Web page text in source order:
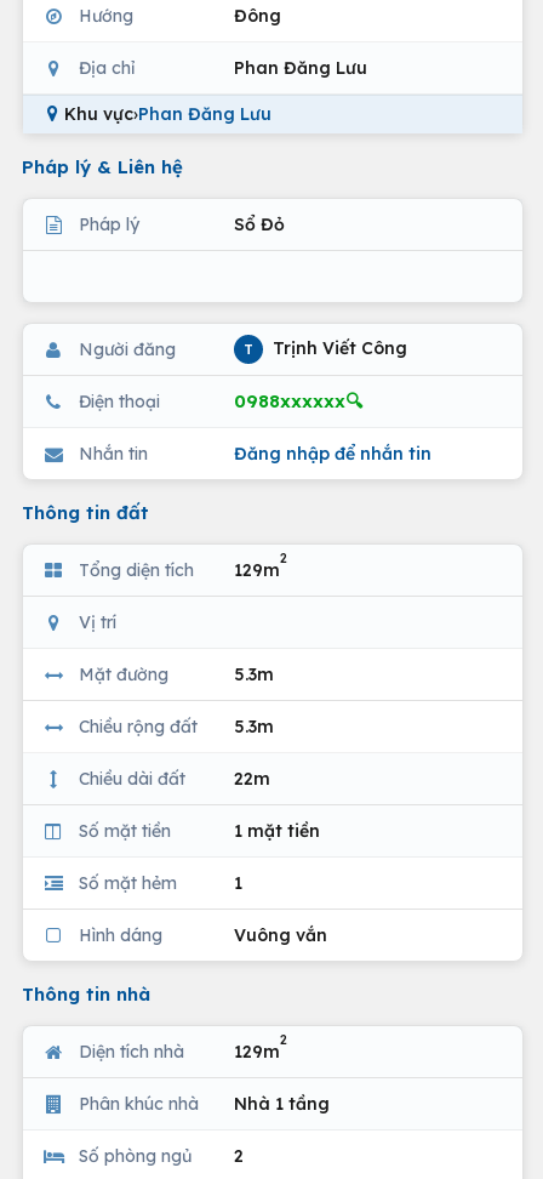
Hướng Đông
Địa chỉ Phan Đăng Lưu
Khu vực›Phan Đăng Lưu
Pháp lý & Liên hệ
Pháp lý Sổ Đỏ
Người đăng T Trịnh Viết Công
Điện thoại 0988xxxxxx🔍
Nhắn tin Đăng nhập để nhắn tin
Thông tin đất
Tổng diện tích 129m
2
Vị trí
Mặt đường 5.3m
Chiều rộng đất 5.3m
Chiều dài đất 22m
Số mặt tiền 1 mặt tiền
Số mặt hẻm 1
Hình dáng Vuông vắn
Thông tin nhà
Diện tích nhà 129m
2
Phân khúc nhà Nhà 1 tầng
Số phòng ngủ 2